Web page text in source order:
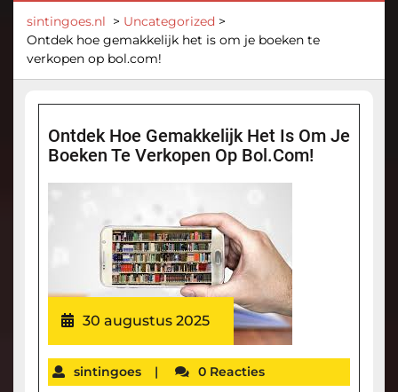
sintingoes.nl > Uncategorized >
Ontdek hoe gemakkelijk het is om je boeken te
verkopen op bol.com!
Ontdek Hoe Gemakkelijk Het Is Om Je
Boeken Te Verkopen Op Bol.com!
30 augustus 2025
sintingoes | 0 Reacties